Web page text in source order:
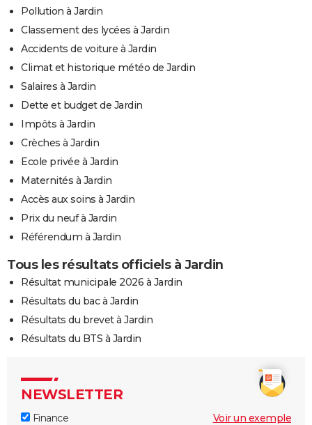
Pollution à Jardin
Classement des lycées à Jardin
Accidents de voiture à Jardin
Climat et historique météo de Jardin
Salaires à Jardin
Dette et budget de Jardin
Impôts à Jardin
Crèches à Jardin
Ecole privée à Jardin
Maternités à Jardin
Accès aux soins à Jardin
Prix du neuf à Jardin
Référendum à Jardin
Tous les résultats officiels à Jardin
Résultat municipale 2026 à Jardin
Résultats du bac à Jardin
Résultats du brevet à Jardin
Résultats du BTS à Jardin
NEWSLETTER
Finance Voir un exemple